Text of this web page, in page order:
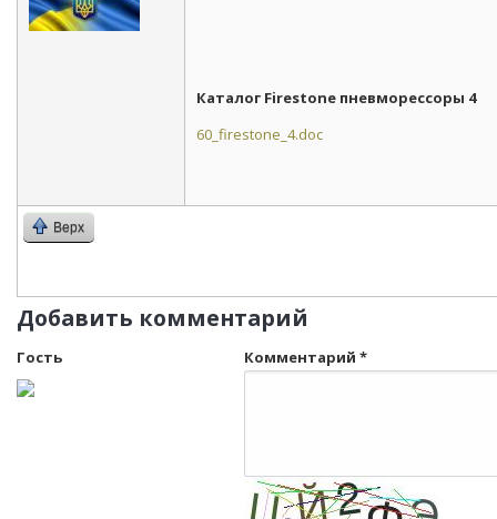
Каталог Firestone пневморессоры 4
60_firestone_4.doc
Верх
Добавить комментарий
Гость Комментарий *